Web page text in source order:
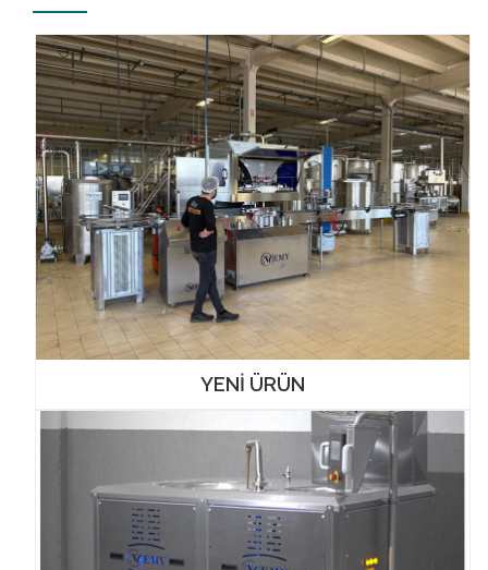
YENİ ÜRÜN